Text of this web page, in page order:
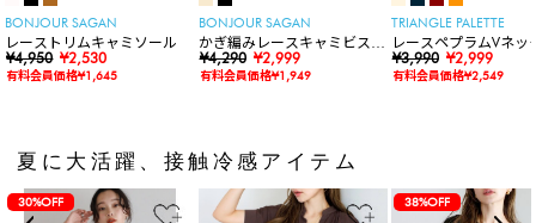
BONJOUR SAGAN
レーストリムキャミソール
¥4,950 ¥2,530
有料会員価格¥1,645
BONJOUR SAGAN
かぎ編みレースキャミビスチ
ェ
¥4,290 ¥2,999
有料会員価格¥1,949
TRIANGLE PALETTE
レースペプラムVネッ
ト
¥3,990 ¥2,999
有料会員価格¥2,549
夏に大活躍、接触冷感アイテム
30%OFF 38%OFF